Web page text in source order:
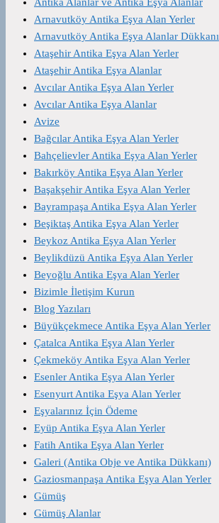
Arnavutköy Antika Eşya Alan Yerler
Arnavutköy Antika Eşya Alanlar Dükkanı
Ataşehir Antika Eşya Alan Yerler
Ataşehir Antika Eşya Alanlar
Avcılar Antika Eşya Alan Yerler
Avcılar Antika Eşya Alanlar
Avize
Bağcılar Antika Eşya Alan Yerler
Bahçelievler Antika Eşya Alan Yerler
Bakırköy Antika Eşya Alan Yerler
Başakşehir Antika Eşya Alan Yerler
Bayrampaşa Antika Eşya Alan Yerler
Beşiktaş Antika Eşya Alan Yerler
Beykoz Antika Eşya Alan Yerler
Beylikdüzü Antika Eşya Alan Yerler
Beyoğlu Antika Eşya Alan Yerler
Bizimle İletişim Kurun
Blog Yazıları
Büyükçekmece Antika Eşya Alan Yerler
Çatalca Antika Eşya Alan Yerler
Çekmeköy Antika Eşya Alan Yerler
Esenler Antika Eşya Alan Yerler
Esenyurt Antika Eşya Alan Yerler
Eşyalarınız İçin Ödeme
Eyüp Antika Eşya Alan Yerler
Fatih Antika Eşya Alan Yerler
Galeri (Antika Obje ve Antika Dükkanı)
Gaziosmanpaşa Antika Eşya Alan Yerler
Gümüş
Gümüş Alanlar